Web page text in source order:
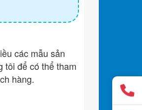
các mẫu sản
tôi để có thể tham
hàng.